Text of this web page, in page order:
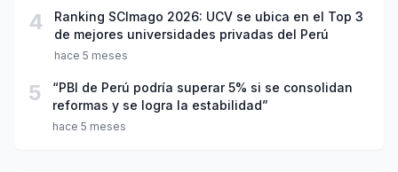
4
Ranking SCImago 2026: UCV se ubica en el Top 3
de mejores universidades privadas del Perú
hace 5 meses
5
“PBI de Perú podría superar 5% si se consolidan
reformas y se logra la estabilidad”
hace 5 meses